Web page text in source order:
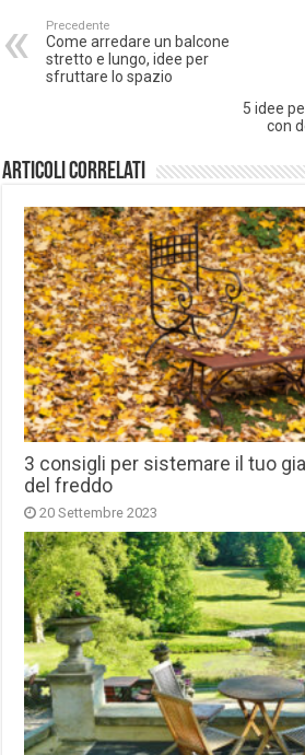
Precedente
Come arredare un balcone
stretto e lungo, idee per
sfruttare lo spazio
5 idee
con
Articoli correlati
3 consigli per sistemare il tuo
del freddo
20 Settembre 2023